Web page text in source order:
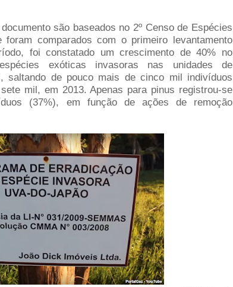
são baseados no 2º Censo de Espécies
comparados com o primeiro levantamento
foi constatado um crescimento de 40% no
exóticas invasoras nas unidades de
saltando de pouco mais de cinco mil indivíduos
mil, em 2013. Apenas para pinus registrou-se
(37%), em função de ações de remoção